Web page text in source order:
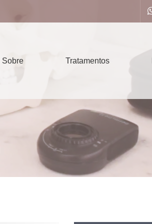
Sobre Tratamentos